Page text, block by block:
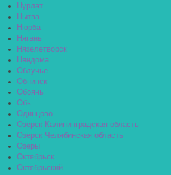
Нурлат
Нытва
Нюрба
Нягань
Нязелетворск
Няндома
Облучье
Обнинск
Обоянь
Обь
Одинцово
Озёрск Калининградская область
Озерск Челябинская область
Озеры
Октябрьск
Октябрьский